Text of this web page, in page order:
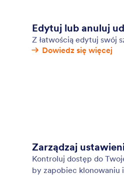
Edytuj lub anuluj
Z łatwością edytuj swój
Dowiedz się więcej
Zarządzaj
Kontroluj dostęp do
by zapobiec klonowaniu